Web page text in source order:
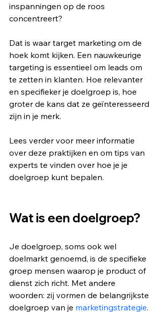
inspanningen op de roos
concentreert?
Dat is waar target marketing om de
hoek komt kijken. Een nauwkeurige
targeting is essentieel om leads om
te zetten in klanten. Hoe relevanter
en specifieker je doelgroep is, hoe
groter de kans dat ze geïnteresseerd
zijn in je merk.
Lees verder voor meer informatie
over deze praktijken en om tips van
experts te vinden over hoe je je
doelgroep kunt bepalen.
Wat is een doelgroep?
Je doelgroep, soms ook wel
doelmarkt genoemd, is de specifieke
groep mensen waarop je product of
dienst zich richt. Met andere
woorden: zij vormen de belangrijkste
doelgroep van je marketingstrategie.